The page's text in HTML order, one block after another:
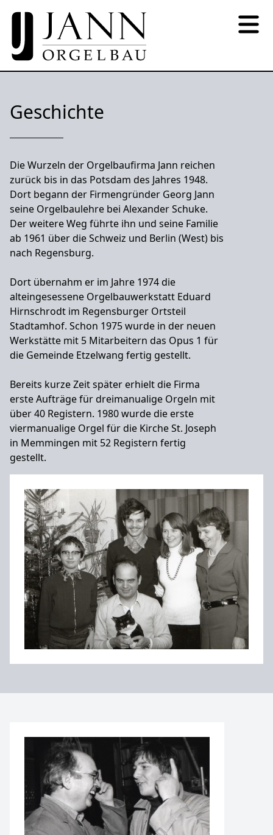
Geschichte
Die Wurzeln der Orgelbaufirma Jann reichen
zurück bis in das Potsdam des Jahres 1948.
Dort begann der Firmengründer Georg Jann
seine Orgelbaulehre bei Alexander Schuke.
Der weitere Weg führte ihn und seine Familie
ab 1961 über die Schweiz und Berlin (West) bis
nach Regensburg.
Dort übernahm er im Jahre 1974 die
alteingesessene Orgelbauwerkstatt Eduard
Hirnschrodt im Regensburger Ortsteil
Stadtamhof. Schon 1975 wurde in der neuen
Werkstätte mit 5 Mitarbeitern das Opus 1 für
die Gemeinde Etzelwang fertig gestellt.
Bereits kurze Zeit später erhielt die Firma
erste Aufträge für dreimanualige Orgeln mit
über 40 Registern. 1980 wurde die erste
viermanualige Orgel für die Kirche St. Joseph
in Memmingen mit 52 Registern fertig
gestellt.